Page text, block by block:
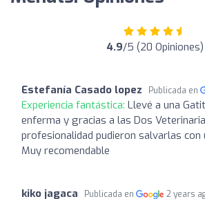
4.9/5 (20 Opiniones)
Estefanía Casado lopez Publicada en
Experiencia fantástica: Llevé a una
enferma y gracias a las Dos
profesionalidad pudieron salvarlas con
Muy recomendable
kiko jagaca Publicada en 2 years